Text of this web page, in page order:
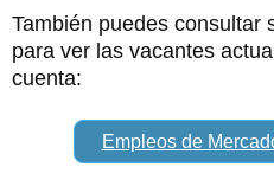
También puedes consultar
para ver las vacantes
cuenta:
Empleos de